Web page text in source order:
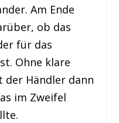
Am Ende
ob das
für das
Ohne klare
Händler dann
im Zweifel